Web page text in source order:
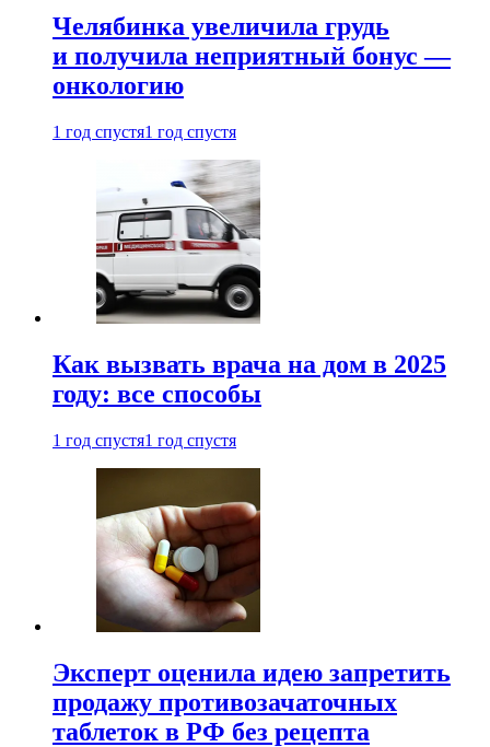
Челябинка увеличила грудь
и получила неприятный бонус —
онкологию
1 год спустя1 год спустя
Как вызвать врача на дом в 2025
году: все способы
1 год спустя1 год спустя
Эксперт оценила идею запретить
продажу противозачаточных
таблеток в РФ без рецепта